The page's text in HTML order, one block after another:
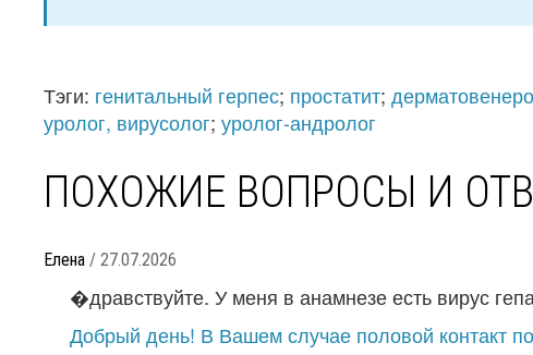
Тэги: генитальный герпес; простатит;
уролог, вирусолог; уролог-андролог
ПОХОЖИЕ ВОПРОСЫ И
Елена / 27.07.2026
�дравствуйте. У меня в анамнезе есть вирус
Добрый день! В Вашем случае половой контакт